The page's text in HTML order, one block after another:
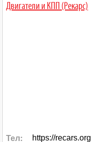
Двигатели и КПП (Рекарс)
Тел: https://recars.org